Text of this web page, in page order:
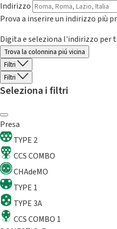
Indirizzo
Prova a inserire un indirizzo più
Digita e seleziona l'indirizzo per
Trova la colonnina piú vicina
Filtri
Filtri
Seleziona i filtri
Presa
TYPE 2
CCS COMBO
CHAdeMO
TYPE 1
TYPE 3A
CCS COMBO 1